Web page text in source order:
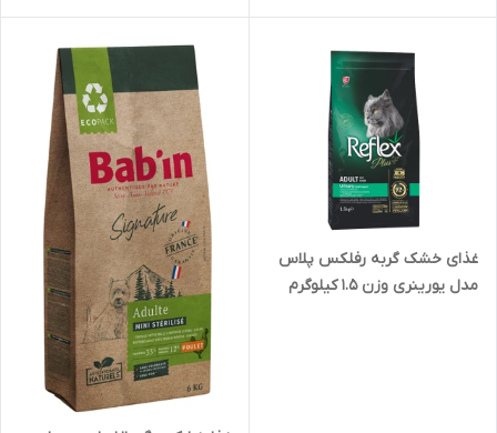
غذای خشک گربه رفلکس پلاس
مدل یورینری وزن 1.5 کیلوگرم